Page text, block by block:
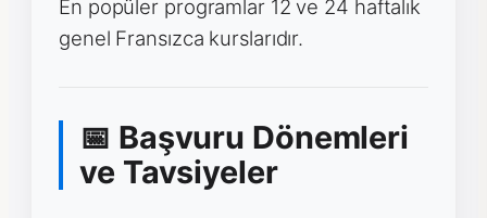
En popüler programlar 12 ve 24 haftalık
genel Fransızca kurslarıdır.
📅 Başvuru Dönemleri
ve Tavsiyeler